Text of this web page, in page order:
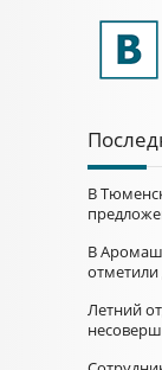
В
В
Летний